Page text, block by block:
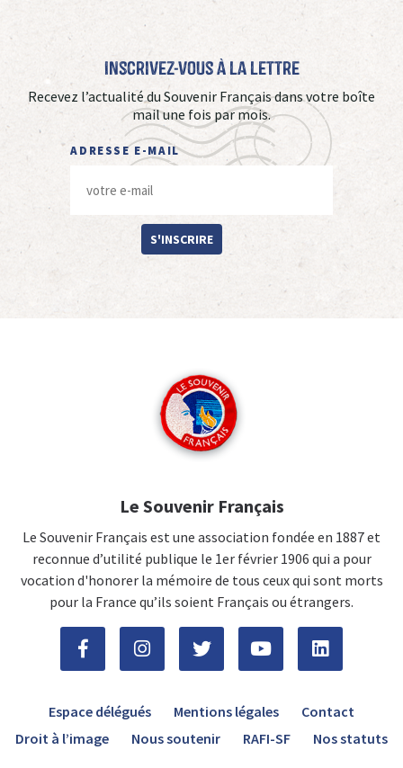
Inscrivez-vous à La Lettre
Recevez l’actualité du Souvenir Français dans votre boîte
mail une fois par mois.
ADRESSE E-MAIL
S'INSCRIRE
Le Souvenir Français
Le Souvenir Français est une association fondée en 1887 et
reconnue d’utilité publique le 1er février 1906 qui a pour
vocation d'honorer la mémoire de tous ceux qui sont morts
pour la France qu’ils soient Français ou étrangers.
Espace délégués Mentions légales
Contact
Droit à l’image
Nous soutenir RAFI-SF Nos statuts